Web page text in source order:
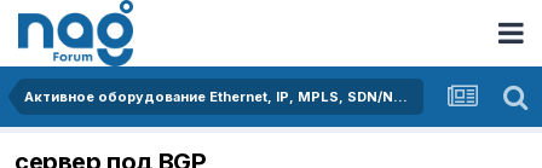
Активное оборудование Ethernet, IP, MPLS, SDN/NFV...
сервер под BGP